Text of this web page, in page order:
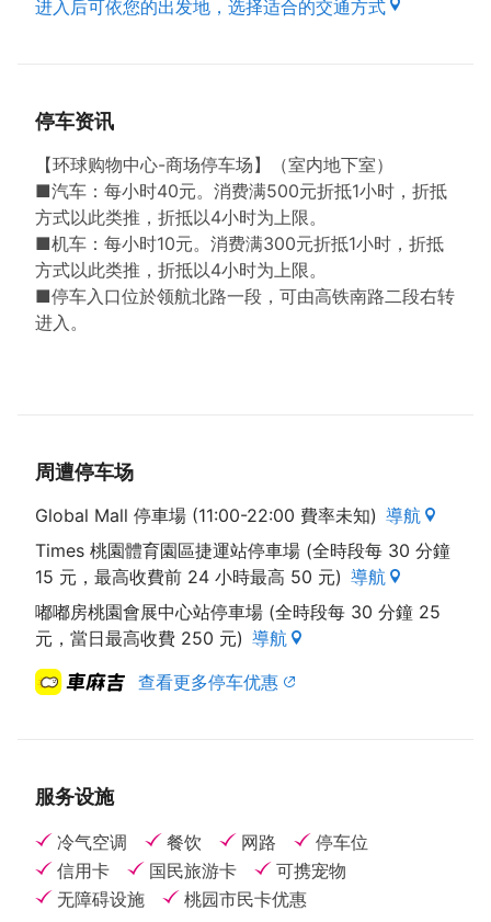
进入后可依您的出发地，选择适合的交通方式
停车资讯
【环球购物中心-商场停车场】（室内地下室）
■汽车：每小时40元。消费满500元折抵1小时，折抵
方式以此类推，折抵以4小时为上限。
■机车：每小时10元。消费满300元折抵1小时，折抵
方式以此类推，折抵以4小时为上限。
■停车入口位於领航北路一段，可由高铁南路二段右转
进入。
周遭停车场
Global Mall 停車場 (11:00-22:00 費率未知) 導航
Times 桃園體育園區捷運站停車場 (全時段每 30 分鐘
15 元，最高收費前 24 小時最高 50 元) 導航
嘟嘟房桃園會展中心站停車場 (全時段每 30 分鐘 25
元，當日最高收費 250 元) 導航
查看更多停车优惠
服务设施
冷气空调 餐饮 网路
停车位
信用卡
国民旅游卡
可携宠物
无障碍设施
桃园市民卡优惠